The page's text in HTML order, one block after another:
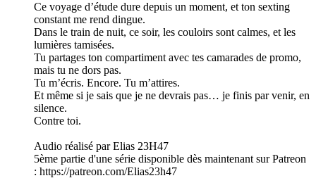
Ce voyage d’étude dure depuis un moment, et ton sexting
constant me rend dingue.
Dans le train de nuit, ce soir, les couloirs sont calmes, et les
lumières tamisées.
Tu partages ton compartiment avec tes camarades de promo,
mais tu ne dors pas.
Tu m’écris. Encore. Tu m’attires.
Et même si je sais que je ne devrais pas… je finis par venir, en
silence.
Contre toi.
Audio réalisé par Elias 23H47
5ème partie d'une série disponible dès maintenant sur Patreon
: https://patreon.com/Elias23h47